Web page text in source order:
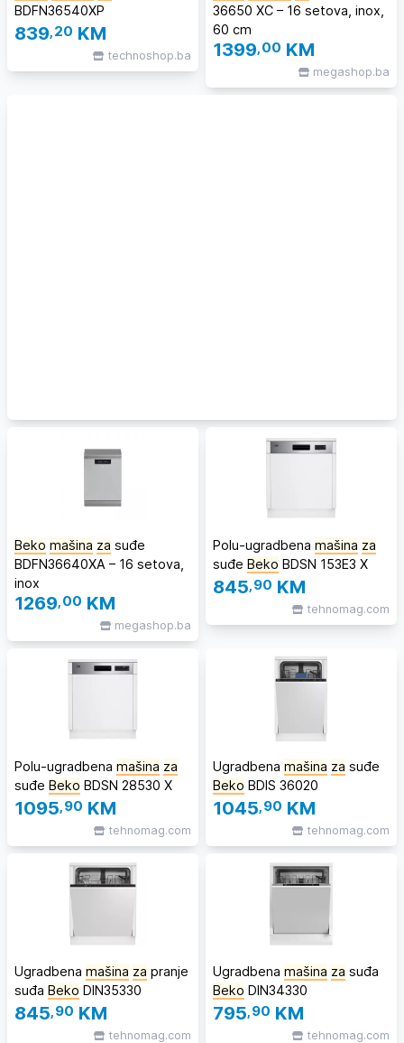
BDFN36540XP
839,20 KM
technoshop.ba
36650 XC – 16 setova, inox,
60 cm
1399,00 KM
megashop.ba
Beko mašina za suđe
BDFN36640XA – 16 setova,
inox
1269,00 KM
megashop.ba
Polu-ugradbena mašina za
suđe Beko BDSN 153E3 X
845,90 KM
tehnomag.com
Polu-ugradbena mašina za
suđe Beko BDSN 28530 X
1095,90 KM
tehnomag.com
Ugradbena mašina za suđe
Beko BDIS 36020
1045,90 KM
tehnomag.com
Ugradbena mašina za pranje
suđa Beko DIN35330
845,90 KM
tehnomag.com
Ugradbena mašina za suđa
Beko DIN34330
795,90 KM
tehnomag.com